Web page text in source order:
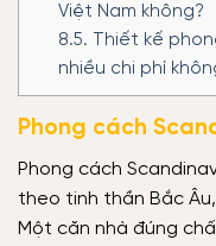
Việt Nam không?
8.5. Thiết kế
nhiều chi phí
Phong cách
Phong cách
theo tinh thần Bắc
Một căn nhà đúng